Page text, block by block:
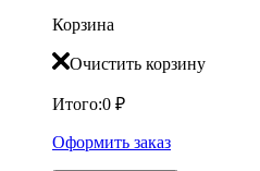
Корзина
Очистить корзину
Итого:0 ₽
Оформить заказ